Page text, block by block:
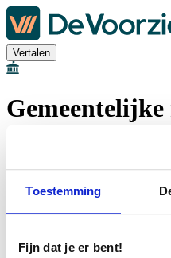
Toestemming
Fijn dat je er bent!
Vertalen
Gemeentelijke
Welkom bij de
Krijg persoonlijk advies via